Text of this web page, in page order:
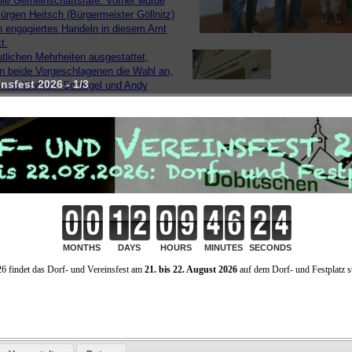
Heitsch (Bürgermeister Göllnitz)
engagiertes Handeln in diesem Amt
Mehrheiten ausgestattet,
beide Vorgeschlagenen die Wahl an,
mit Wolfram Schlegel und Andy
die neuen Stellvertreter gewählt sind.
Wahlämter gekoppelt.
Eröffnung und Begrüßung durch die Gemeinschaftsvorsitzende,
ordnungsgemäßen Ladung und Beschlussfährigkeit
Mit 15 anwesenden Gemeinschaftsräten war die Beschlussfähigkeit
Bestätigung der Tagesordnung
2026 - 1/3